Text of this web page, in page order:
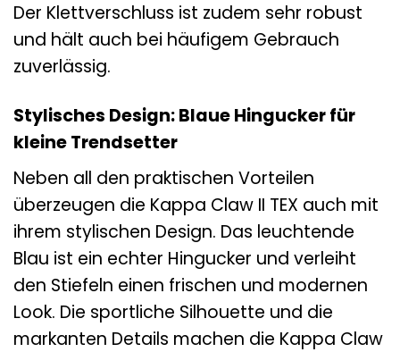
Der Klettverschluss ist zudem sehr robust
und hält auch bei häufigem Gebrauch
zuverlässig.
Stylisches Design: Blaue Hingucker für
kleine Trendsetter
Neben all den praktischen Vorteilen
überzeugen die Kappa Claw II TEX auch mit
ihrem stylischen Design. Das leuchtende
Blau ist ein echter Hingucker und verleiht
den Stiefeln einen frischen und modernen
Look. Die sportliche Silhouette und die
markanten Details machen die Kappa Claw